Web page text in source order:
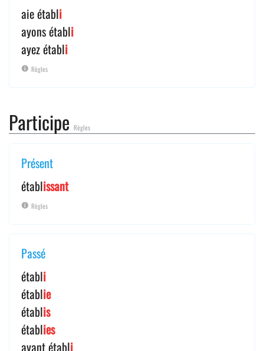
aie établi
ayons établi
ayez établi
Règles
Participe Règles
Présent
établissant
Règles
Passé
établi
établie
établis
établies
ayant établi